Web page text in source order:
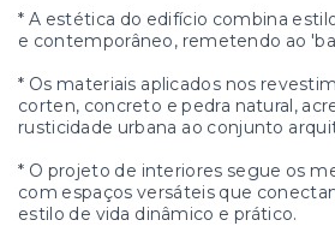
* A estética do edifício combina
e contemporâneo, remetendo ao
* Os materiais aplicados nos
corten, concreto e pedra natural,
rusticidade urbana ao conjunto
* O projeto de interiores segue os
com espaços versáteis que
estilo de vida dinâmico e prático.